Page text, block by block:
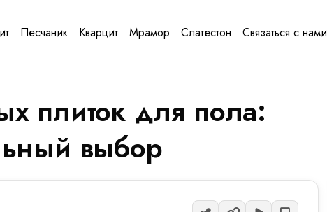
Песчаник Кварцит Мрамор Слатестон Связаться с нами
плиток для пола:
выбор